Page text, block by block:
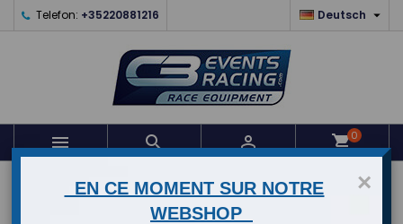
Telefon: +35220881216 Deutsch 
   shopping_cart0
STARTSEITE ×
EN CE MOMENT SUR NOTRE
WEBSHOP